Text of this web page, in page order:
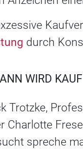
durch
WIRD
Trotzke,
Charlotte
spreche